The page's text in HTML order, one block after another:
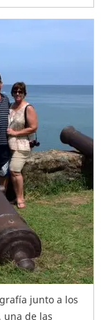
junto a los
una de las